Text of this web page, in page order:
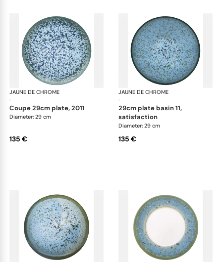
JAUNE DE CHROME
·
Nymphéa
coupe 29cm plate, 2011
Diameter: 29 cm
135 €
JAUNE DE CHROME
·
29cm plate basin 11,
satisfaction
Diameter: 29 cm
135 €